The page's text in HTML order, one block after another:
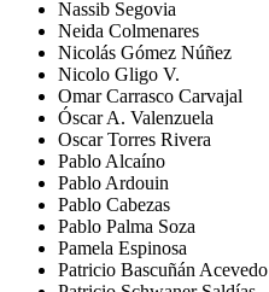
Nassib Segovia
Neida Colmenares
Nicolás Gómez Núñez
Nicolo Gligo V.
Omar Carrasco Carvajal
Óscar A. Valenzuela
Oscar Torres Rivera
Pablo Alcaíno
Pablo Ardouin
Pablo Cabezas
Pablo Palma Soza
Pamela Espinosa
Patricio Bascuñán Acevedo